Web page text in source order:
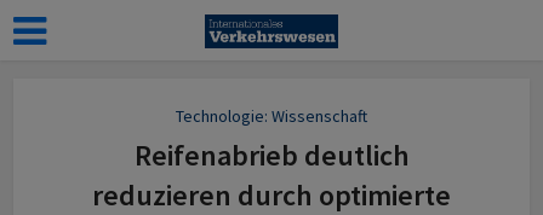
Technologie: Wissenschaft
Reifenabrieb deutlich
reduzieren durch optimierte